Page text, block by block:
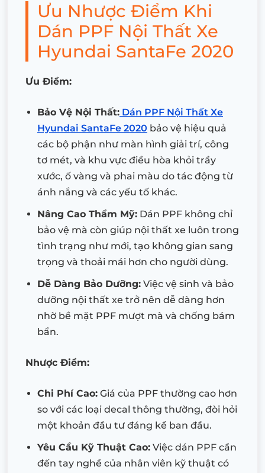
Ưu Nhược Điểm Khi
Dán PPF Nội Thất Xe
Hyundai SantaFe 2020
Ưu Điểm:
Bảo Vệ Nội Thất: Dán PPF Nội Thất Xe
Hyundai SantaFe 2020 bảo vệ hiệu quả
các bộ phận như màn hình giải trí, công
tơ mét, và khu vực điều hòa khỏi trầy
xước, ố vàng và phai màu do tác động từ
ánh nắng và các yếu tố khác.
Nâng Cao Thẩm Mỹ: Dán PPF không chỉ
bảo vệ mà còn giúp nội thất xe luôn trong
tình trạng như mới, tạo không gian sang
trọng và thoải mái hơn cho người dùng.
Dễ Dàng Bảo Dưỡng: Việc vệ sinh và bảo
dưỡng nội thất xe trở nên dễ dàng hơn
nhờ bề mặt PPF mượt mà và chống bám
bẩn.
Nhược Điểm:
Chi Phí Cao: Giá của PPF thường cao hơn
so với các loại decal thông thường, đòi hỏi
một khoản đầu tư đáng kể ban đầu.
Yêu Cầu Kỹ Thuật Cao: Việc dán PPF cần
đến tay nghề của nhân viên kỹ thuật có